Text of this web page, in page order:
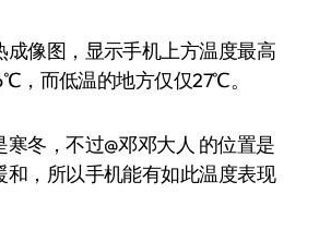
成像图，显示手机上方温度最高
，而低温的地方仅仅27℃。
冬，不过@邓邓大人 的位置是
和，所以手机能有如此温度表现